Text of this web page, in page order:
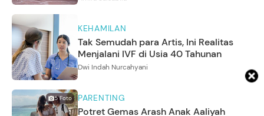
KEHAMILAN
Tak Semudah para Artis, Ini Realitas
Menjalani IVF di Usia 40 Tahunan
Dwi Indah Nurcahyani
5Foto PARENTING
Potret Gemas Arash Anak Aaliyah